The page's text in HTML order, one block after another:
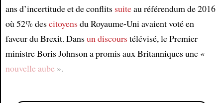
Article
ans d’incertitude et de conflits suiteau référendum de 2016
où 52% descitoyensdu Royaume-Uni avaient voté en
faveur du Brexit. Dansun discourstélévisé, le Premier
ministre Boris Johnson a promis aux Britanniques une «
nouvelle aube».